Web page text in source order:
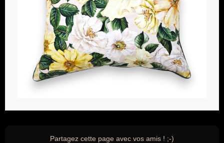
Partagez cette page avec vos amis ! ;-)